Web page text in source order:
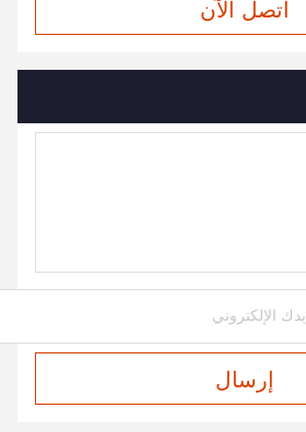
اتصل الآن
إرسال